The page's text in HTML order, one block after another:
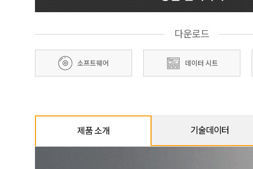
다운로드
소프트웨어 데이터 시트
제품 소개 기술데이터